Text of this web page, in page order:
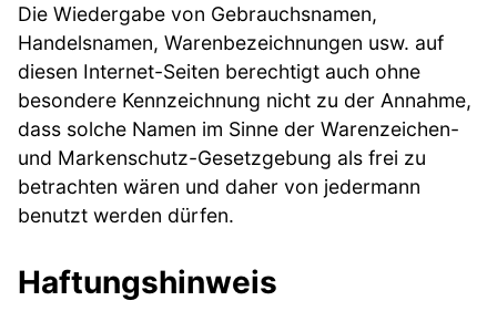
Die Wiedergabe von Gebrauchsnamen,
Handelsnamen, Warenbezeichnungen usw. auf
diesen Internet-Seiten berechtigt auch ohne
besondere Kennzeichnung nicht zu der Annahme,
dass solche Namen im Sinne der Warenzeichen-
und Markenschutz-Gesetzgebung als frei zu
betrachten wären und daher von jedermann
benutzt werden dürfen.
Haftungshinweis